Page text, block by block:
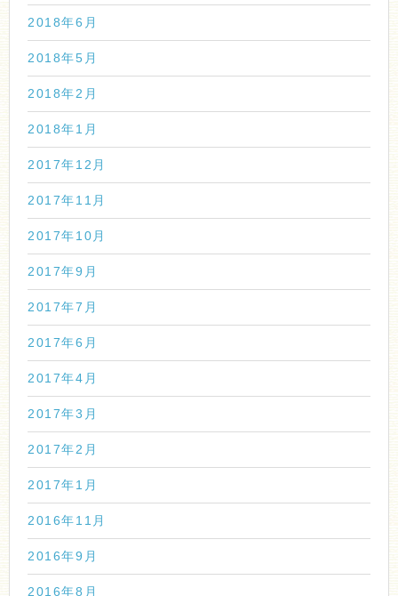
2018年6月
2018年5月
2018年2月
2018年1月
2017年12月
2017年11月
2017年10月
2017年9月
2017年7月
2017年6月
2017年4月
2017年3月
2017年2月
2017年1月
2016年11月
2016年9月
2016年8月